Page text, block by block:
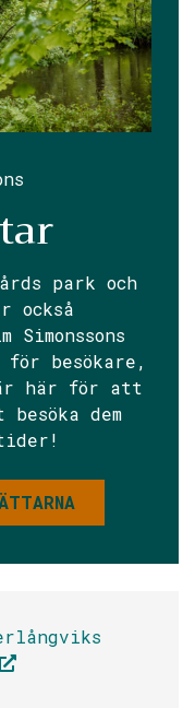
park och
också
Simonssons
besökare,
är här för att
dem